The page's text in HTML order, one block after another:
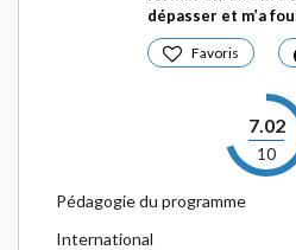
dépasser et m’a
Favoris
7.02
10
Pédagogie du programme
International